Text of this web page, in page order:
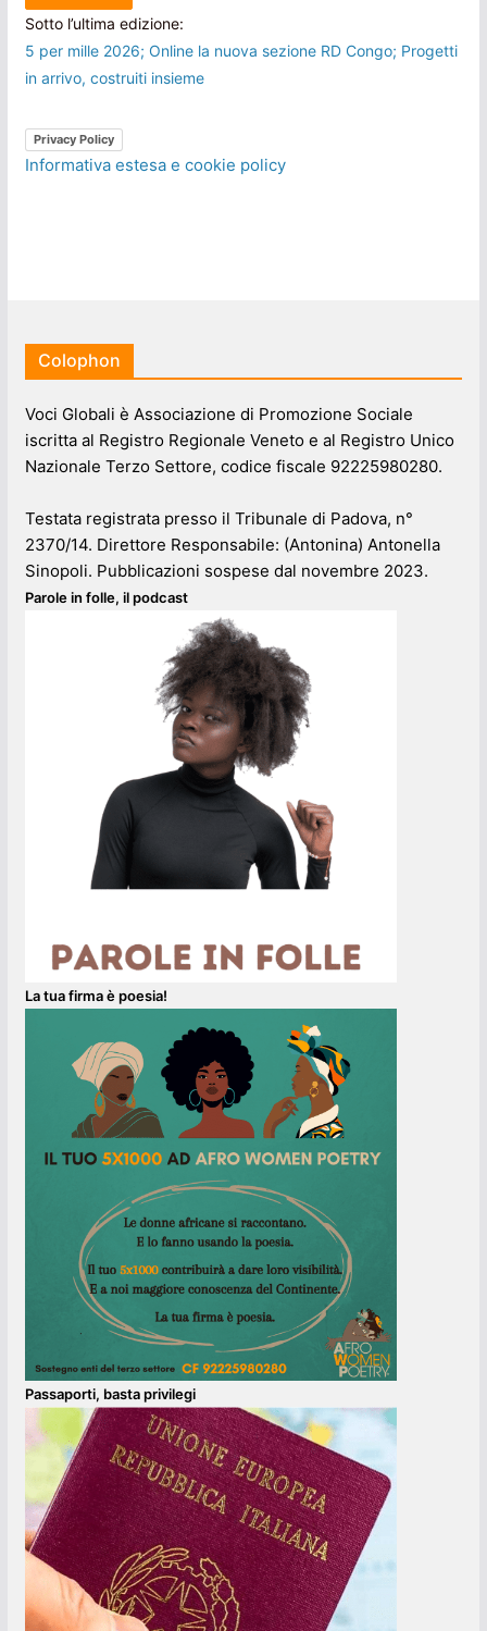
Sotto l’ultima edizione:
5 per mille 2026; Online la nuova sezione RD Congo; Progetti
in arrivo, costruiti insieme
Privacy Policy
Informativa estesa e cookie policy
Colophon
Voci Globali è Associazione di Promozione Sociale
iscritta al Registro Regionale Veneto e al Registro Unico
Nazionale Terzo Settore, codice fiscale 92225980280.
Testata registrata presso il Tribunale di Padova, n°
2370/14. Direttore Responsabile: (Antonina) Antonella
Sinopoli. Pubblicazioni sospese dal novembre 2023.
Parole in folle, il podcast
La tua firma è poesia!
Passaporti, basta privilegi